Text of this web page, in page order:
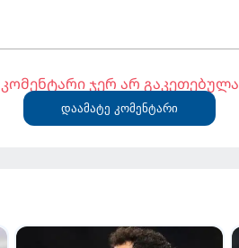
კომენტარი ჯერ არ გაკეთებულა
დაამატე კომენტარი